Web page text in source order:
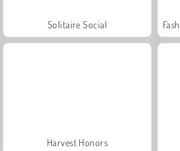
Solitaire Social
Harvest Honors